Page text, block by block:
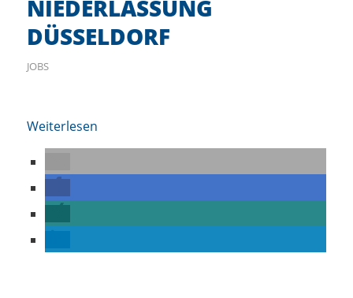
NIEDERLASSUNG
DÜSSELDORF
JOBS
Weiterlesen